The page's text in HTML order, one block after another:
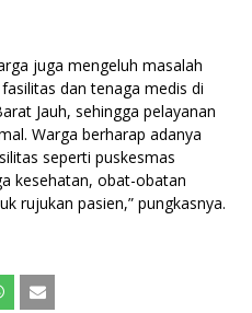
juga mengeluh masalah
dan tenaga medis di
Jauh, sehingga pelayanan
Warga berharap adanya
seperti puskesmas
kesehatan, obat-obatan
rujukan pasien,” pungkasnya.